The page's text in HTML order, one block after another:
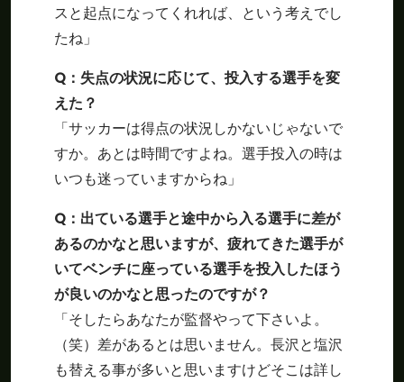
スと起点になってくれれば、という考えでし
たね」
Q：失点の状況に応じて、投入する選手を変
えた？
「サッカーは得点の状況しかないじゃないで
すか。あとは時間ですよね。選手投入の時は
いつも迷っていますからね」
Q：出ている選手と途中から入る選手に差が
あるのかなと思いますが、疲れてきた選手が
いてベンチに座っている選手を投入したほう
が良いのかなと思ったのですが？
「そしたらあなたが監督やって下さいよ。
（笑）差があるとは思いません。長沢と塩沢
も替える事が多いと思いますけどそこは詳し